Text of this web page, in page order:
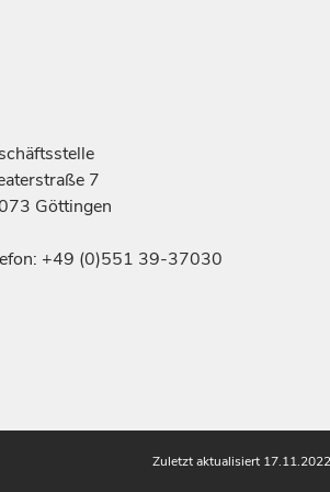
7
Göttingen
+49 (0)551 39-37030
Zuletzt aktualisiert 17.11.2022